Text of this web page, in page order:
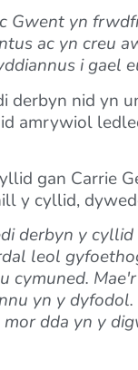
Gwent yn
ac yn creu
i gael
derbyn nid yn
amrywiol
gan Carrie
y cyllid,
derbyn y
leol
yn y
dda yn y